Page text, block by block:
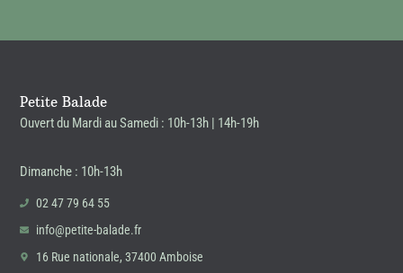
Petite Balade
Ouvert du Mardi au Samedi : 10h-13h | 14h-19h
Dimanche : 10h-13h
02 47 79 64 55
info@petite-balade.fr
16 Rue nationale, 37400 Amboise